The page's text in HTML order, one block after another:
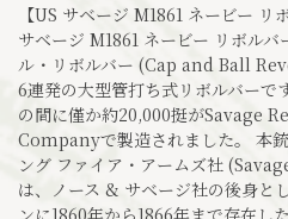
【US サベージ M1861 ネービー リ
サベージ M1861 ネービー リボル
ル・リボルバー (Cap and Ball
6連発の大型管打ち式リボルバーで
の間に僅か約20,000挺がSavage
Companyで製造されました。 本
ング ファイア・アームズ社
は、ノース & サベージ社の後身と
ンに1860年から1866年まで存在し